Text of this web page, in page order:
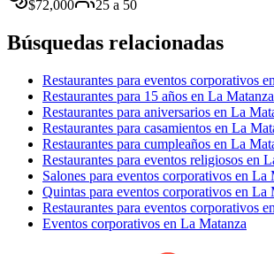
$72,000 25 a 50
Búsquedas relacionadas
Restaurantes para eventos corporativos
Restaurantes para 15 años en La Matanza
Restaurantes para aniversarios en La
Restaurantes para casamientos en La
Restaurantes para cumpleaños en La
Restaurantes para eventos religiosos en
Salones para eventos corporativos en La
Quintas para eventos corporativos en La
Restaurantes para eventos corporativos
Eventos corporativos en La Matanza